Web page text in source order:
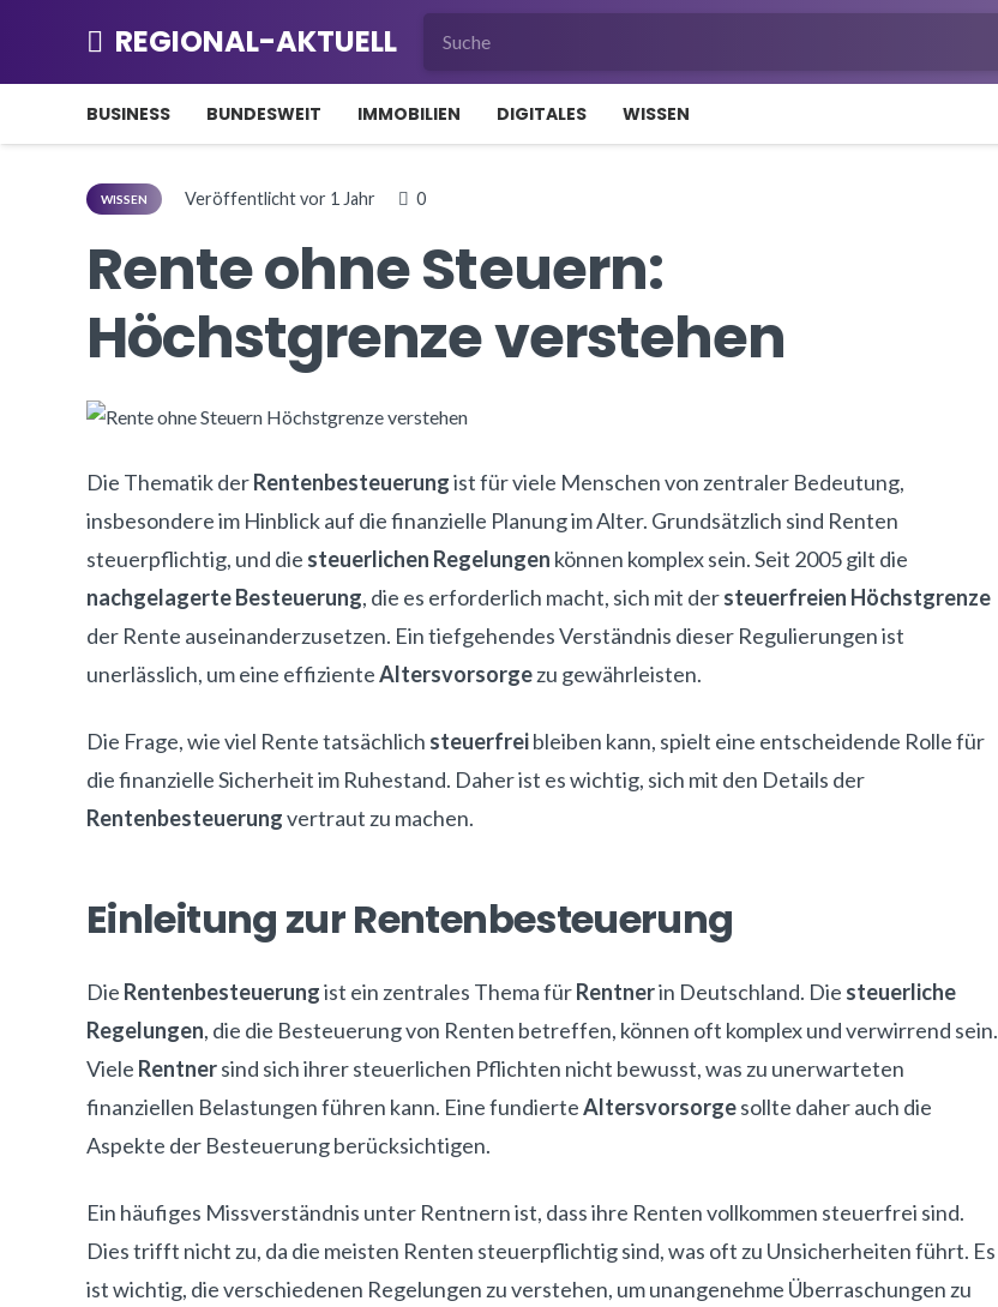
REGIONAL-AKTUELL
BUSINESS BUNDESWEIT IMMOBILIEN DIGITALES WISSEN
WISSEN Veröffentlichtvor 1 Jahr 0
Rente ohne Steuern:
Höchstgrenze verstehen
Die Thematik derRentenbesteuerungist für viele Menschen von zentraler Bedeutung,
insbesondere im Hinblick auf die finanzielle Planung im Alter. Grundsätzlich sind Renten
steuerpflichtig, und die steuerlichen Regelungen können komplex sein. Seit 2005 gilt die
nachgelagerte Besteuerung, die es erforderlich macht, sich mit dersteuerfreien Höchstgrenze
der Rente auseinanderzusetzen. Ein tiefgehendes Verständnis dieser Regulierungen ist
unerlässlich, um eine effizienteAltersvorsorgezu gewährleisten.
Die Frage, wie viel Rente tatsächlich steuerfreibleiben kann, spielt eine entscheidende Rolle für
die finanzielle Sicherheit im Ruhestand. Daher ist es wichtig, sich mit den Details der
Rentenbesteuerungvertraut zu machen.
Einleitung zur Rentenbesteuerung
Die Rentenbesteuerungist ein zentrales Thema fürRentnerin Deutschland. Die steuerliche
Regelungen, die die Besteuerung von Renten betreffen, können oft komplex und verwirrend sein.
Viele Rentnersind sich ihrer steuerlichen Pflichten nicht bewusst, was zu unerwarteten
finanziellen Belastungen führen kann. Eine fundierteAltersvorsorgesollte daher auch die
Aspekte der Besteuerung berücksichtigen.
Ein häufiges Missverständnis unter Rentnern ist, dass ihre Renten vollkommen steuerfrei sind.
Dies trifft nicht zu, da die meisten Renten steuerpflichtig sind, was oft zu Unsicherheiten führt. Es
ist wichtig, die verschiedenen Regelungen zu verstehen, um unangenehme Überraschungen zu